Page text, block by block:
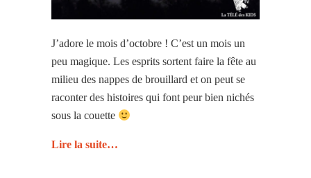
J’adore le mois d’octobre ! C’est un mois un
peu magique. Les esprits sortent faire la fête au
milieu des nappes de brouillard et on peut se
raconter des histoires qui font peur bien nichés
sous la couette
Lire la suite…